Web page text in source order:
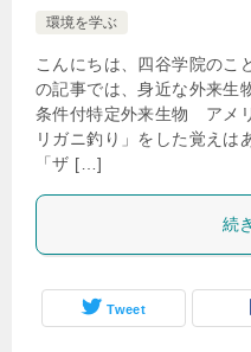
環境を学ぶ
こんにちは、四谷学院のこ
の記事では、身近な外来生
条件付特定外来生物 アメ
リガニ釣り」をした覚えは
「ザ […]
続
Tweet